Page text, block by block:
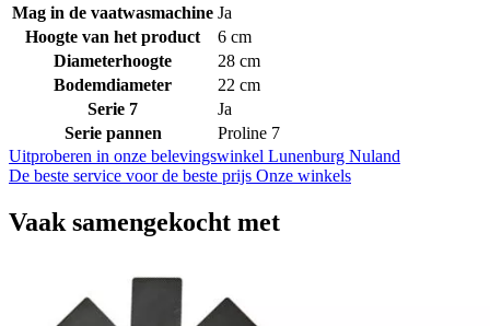
Mag in de vaatwasmachine Ja
Hoogte van het product
6 cm
Diameterhoogte
28 cm
Bodemdiameter
22 cm
Serie 7
Ja
Serie pannen
Proline 7
Uitproberen in onze belevingswinkel Lunenburg Nuland
De beste service voor de beste prijs Onze winkels
Vaak samengekocht met